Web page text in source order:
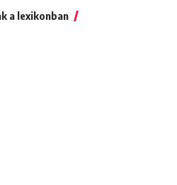
a lexikonban